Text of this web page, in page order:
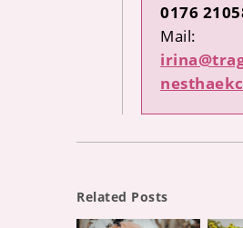
0176
Mail:
Related Posts